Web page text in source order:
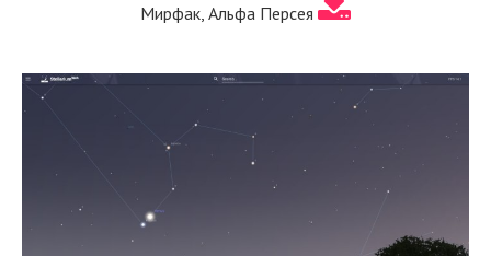
Мирфак, Альфа Персея